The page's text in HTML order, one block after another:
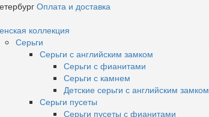
Оплата и доставка
коллекция
Серьги
Серьги с английским замком
Серьги с фианитами
Серьги с камнем
Детские серьги с английским замком
Серьги пусеты
Серьги пусеты с фианитами